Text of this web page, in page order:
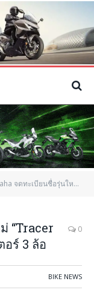
บียนชื่อรุ่นใหม่ “Tracer GT” พร้อมระบุใช้สำหรับสกูตเตอร์ 3 ล้อ
“Tracer
อร์ 3 ล้อ
0
BIKE NEWS